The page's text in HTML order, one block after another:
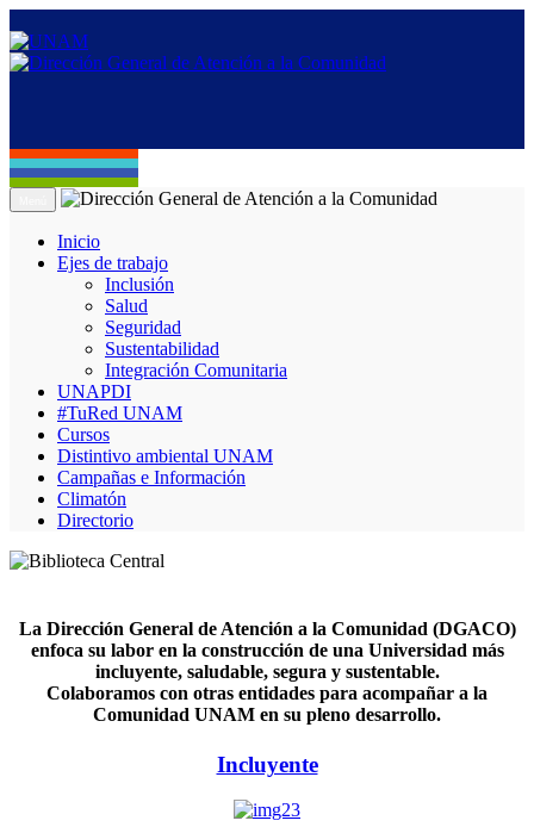
Inicio
Ejes de trabajo
Inclusión
Salud
Seguridad
Sustentabilidad
Integración Comunitaria
UNAPDI
#TuRed UNAM
Cursos
Distintivo ambiental UNAM
Campañas e Información
Climatón
Directorio
La Dirección General de Atención a la Comunidad (DGACO)
enfoca su labor en la construcción de una Universidad más
incluyente, saludable, segura y sustentable.
Colaboramos con otras entidades para acompañar a la
Comunidad UNAM en su pleno desarrollo.
Incluyente